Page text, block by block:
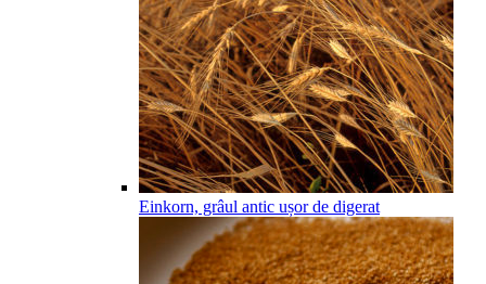
Einkorn, grâul antic ușor de digerat